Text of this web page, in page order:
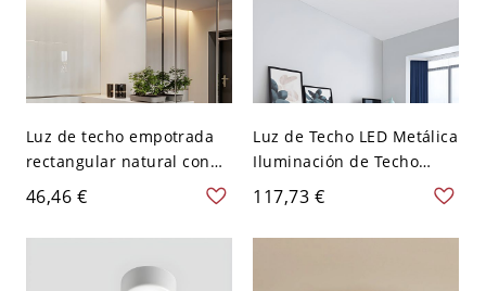
Luz de techo empotrada
rectangular natural con
bombillas LED - 110 A 120
V 35,56 cm Luz cálida
46,46 €
Luz de Techo LED Metálica
Iluminación de Techo
Redonda Infantil con
Diseño de Cuerna para
Cuarto - Gris 110 A 120 V
117,73 €